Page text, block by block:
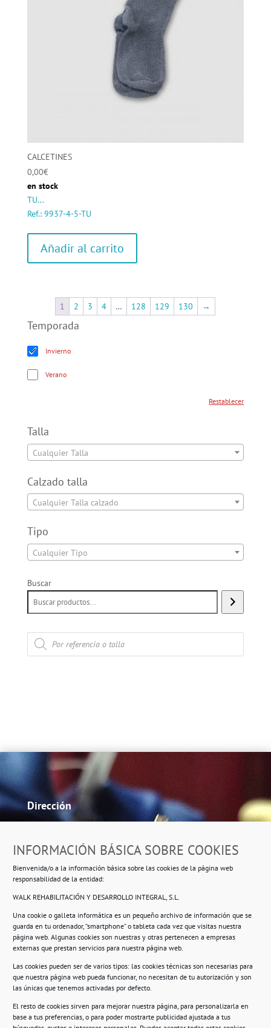
INFORMACIÓN BÁSICA SOBRE COOKIES
Bienvenida/o a la información básica sobre las cookies de la página web
responsabilidad de la entidad:
WALK REHABILITACIÓN Y DESARROLLO INTEGRAL, S.L.
Una cookie o galleta informática es un pequeño archivo de información que se
guarda en tu ordenador, “smartphone” o tableta cada vez que visitas nuestra
página web. Algunas cookies son nuestras y otras pertenecen a empresas
externas que prestan servicios para nuestra página web.
Las cookies pueden ser de varios tipos: las cookies técnicas son necesarias para
que nuestra página web pueda funcionar, no necesitan de tu autorización y son
las únicas que tenemos activadas por defecto.
El resto de cookies sirven para mejorar nuestra página, para personalizarla en
base a tus preferencias, o para poder mostrarte publicidad ajustada a tus
CALCETINES
0,00€
en stock
TU...
Ref.: 9937-4-5-TU
Añadir al carrito
1 2 3 4 … 128 129 130 →
Temporada
Invierno
Verano
Restablecer
Talla
Cualquier Talla
Calzado talla
Cualquier Talla calzado
Tipo
Cualquier Tipo
Buscar
Búsqueda
de
productos
Dirección
Beasáin 25-33 posterior, local 3 – 28041 Madrid
Política de privacidad.
Compromiso con la protección de datos
personales.
Política de Cookies.